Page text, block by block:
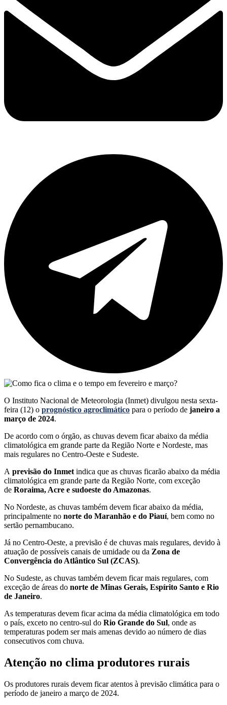
O Instituto Nacional de Meteorologia (Inmet) divulgou nesta sexta-
feira (12) o prognóstico agroclimático para o período de janeiro a
março de 2024.
De acordo com o órgão, as chuvas devem ficar abaixo da média
climatológica em grande parte da Região Norte e Nordeste, mas
mais regulares no Centro-Oeste e Sudeste.
A previsão do Inmet indica que as chuvas ficarão abaixo da média
climatológica em grande parte da Região Norte, com exceção
de Roraima, Acre e sudoeste do Amazonas.
No Nordeste, as chuvas também devem ficar abaixo da média,
principalmente no norte do Maranhão e do Piauí, bem como no
sertão pernambucano.
Já no Centro-Oeste, a previsão é de chuvas mais regulares, devido à
atuação de possíveis canais de umidade ou da Zona de
Convergência do Atlântico Sul (ZCAS).
No Sudeste, as chuvas também devem ficar mais regulares, com
exceção de áreas do norte de Minas Gerais, Espírito Santo e Rio
de Janeiro.
As temperaturas devem ficar acima da média climatológica em todo
o país, exceto no centro-sul do Rio Grande do Sul, onde as
temperaturas podem ser mais amenas devido ao número de dias
consecutivos com chuva.
Atenção no clima produtores rurais
Os produtores rurais devem ficar atentos à previsão climática para o
período de janeiro a março de 2024.